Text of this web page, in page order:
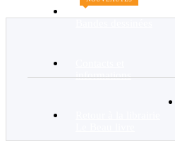
Nouvelles
informations